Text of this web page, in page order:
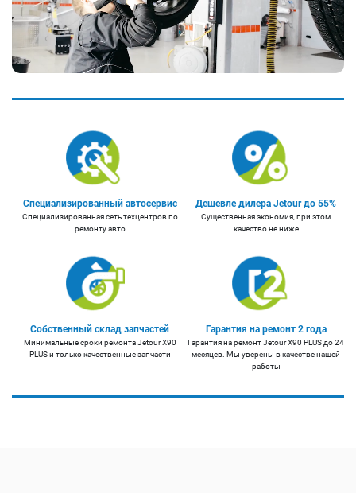
Специализированный автосервис
Специализированная сеть техцентров по
ремонту авто
Дешевле дилера Jetour до 55%
Существенная экономия, при этом
качество не ниже
Собственный склад запчастей
Минимальные сроки ремонта Jetour X90
PLUS и только качественные запчасти
Гарантия на ремонт 2 года
Гарантия на ремонт Jetour X90 PLUS до 24
месяцев. Мы уверены в качестве нашей
работы